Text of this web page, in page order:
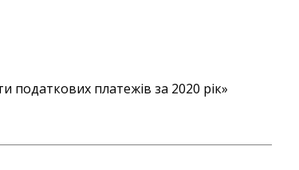
платежів за 2020 рік»